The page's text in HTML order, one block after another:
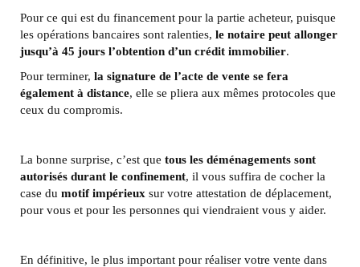
Pour ce qui est du financement pour la partie acheteur, puisque
les opérations bancaires sont ralenties, le notaire peut allonger
jusqu’à 45 jours l’obtention d’un crédit immobilier.
Pour terminer, la signature de l’acte de vente se fera
également à distance, elle se pliera aux mêmes protocoles que
ceux du compromis.
La bonne surprise, c’est que tous les déménagements sont
autorisés durant le confinement, il vous suffira de cocher la
case du motif impérieux sur votre attestation de déplacement,
pour vous et pour les personnes qui viendraient vous y aider.
En définitive, le plus important pour réaliser votre vente dans